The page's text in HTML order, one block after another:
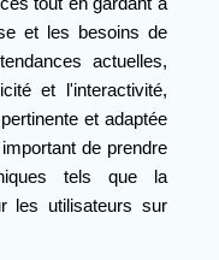
et les besoins de
actuelles,
et l'interactivité,
et adaptée
de prendre
tels que la
les utilisateurs sur